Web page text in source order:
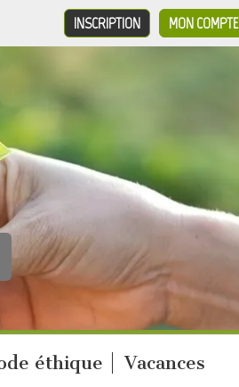
MON COMPTE
INSCRIPTION
éthique Vacances